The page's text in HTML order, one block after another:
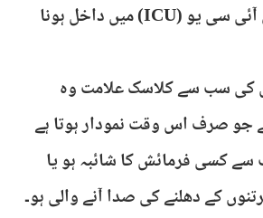
گھر کے بجائے کسی آئی سی یو (ICU) میں داخل ہونا
کی سب سے کلاسک علامت وہ
جو صرف اس وقت نمودار ہوتا ہے
کسی فرمائش کا شائبہ ہو یا
کے دھلنے کی صدا آنے والی ہو۔